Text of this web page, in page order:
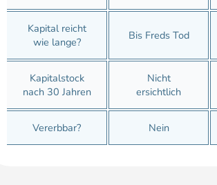
Kapital reicht
wie lange?
Bis Freds Tod
Kapitalstock
nach 30 Jahren
Nicht
ersichtlich
Vererbbar? Nein